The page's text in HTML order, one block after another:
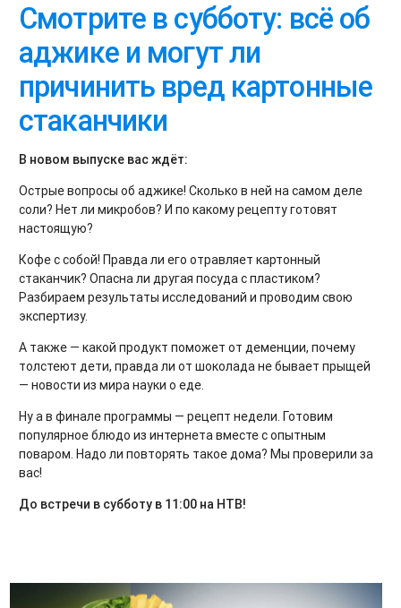
Смотрите в субботу: всё об
аджике и могут ли
причинить вред картонные
стаканчики
В новом выпуске вас ждёт:
Острые вопросы об аджике! Сколько в ней на самом деле
соли? Нет ли микробов? И по какому рецепту готовят
настоящую?
Кофе с собой! Правда ли его отравляет картонный
стаканчик? Опасна ли другая посуда с пластиком?
Разбираем результаты исследований и проводим свою
экспертизу.
А также — какой продукт поможет от деменции, почему
толстеют дети, правда ли от шоколада не бывает прыщей
— новости из мира науки о еде.
Ну а в финале программы — рецепт недели. Готовим
популярное блюдо из интернета вместе с опытным
поваром. Надо ли повторять такое дома? Мы проверили за
вас!
До встречи в субботу в 11:00 на НТВ!